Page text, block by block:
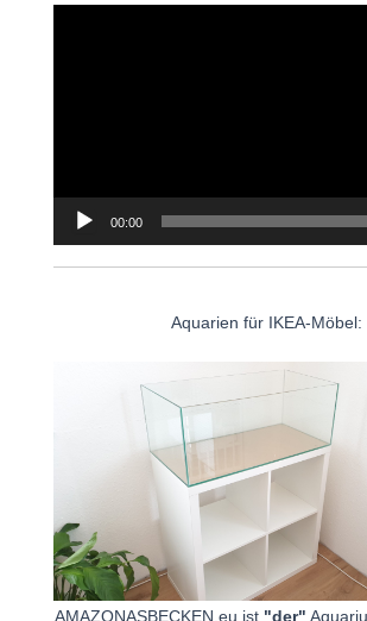
00:00
Aquarien für IKEA-Möbel:
AMAZONASBECKEN.eu ist "der"